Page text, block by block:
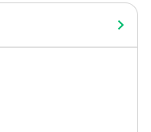
привлечь его